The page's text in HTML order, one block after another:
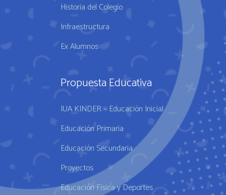
Historia del Colegio
Infraestructura
Ex Alumnos
Propuesta Educativa
IUA KINDER – Educación Inicial
Educación Primaria
Educación Secundaria
Proyectos
Educación Física y Deportes